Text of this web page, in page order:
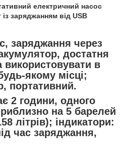
електричний насос
заряджанням від USB
заряджання через
достатня
використовувати в
якому місці;
портативний.
2 години, одного
на 5 барелей
літрів); індикатори:
час заряджання,